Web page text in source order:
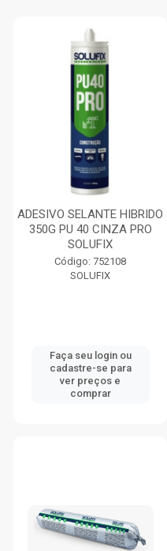
ADESIVO SELANTE HIBRIDO
350G PU 40 CINZA PRO
SOLUFIX
Código: 752108
SOLUFIX
Faça seu login ou
cadastre-se para
ver preços e
comprar